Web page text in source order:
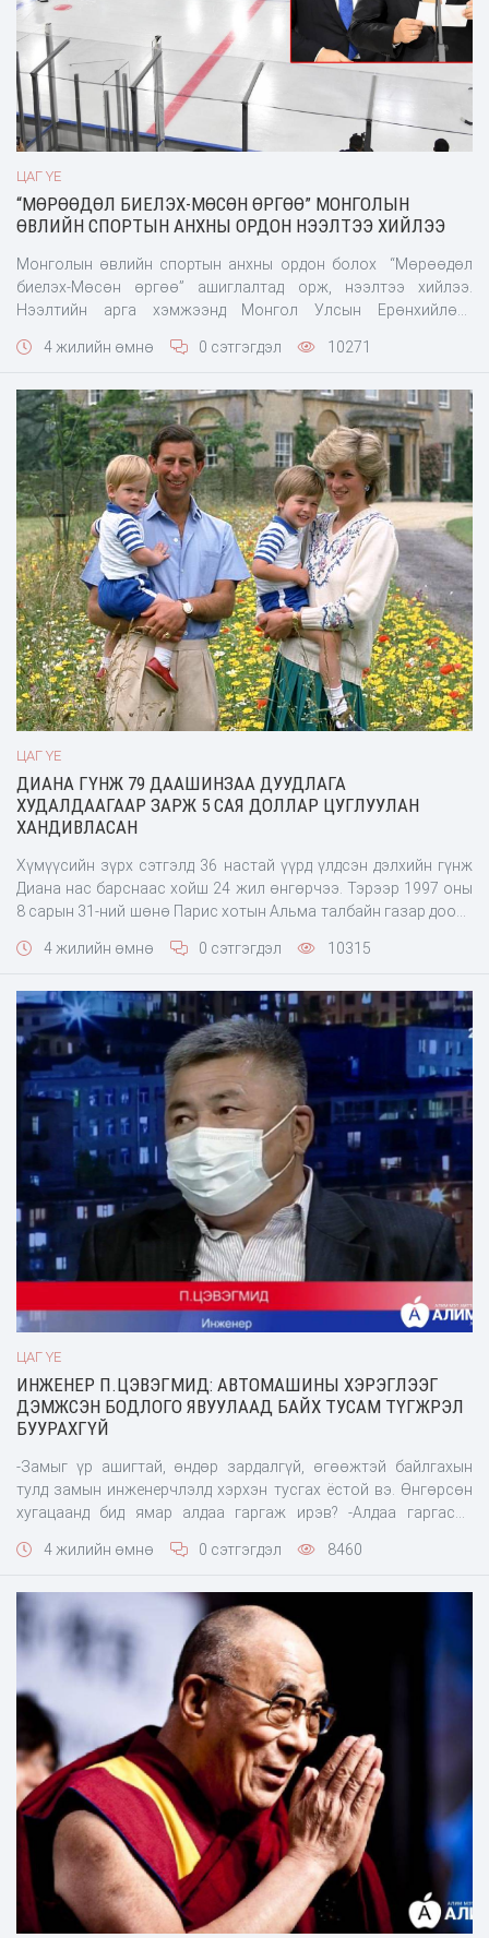
ЦАГ ҮЕ
“МӨРӨӨДӨЛ БИЕЛЭХ-МӨСӨН ӨРГӨӨ” МОНГОЛЫН
ӨВЛИЙН СПОРТЫН АНХНЫ ОРДОН НЭЭЛТЭЭ ХИЙЛЭЭ
Монголын өвлийн спортын анхны ордон болох “Мөрөөдөл
биелэх-Мөсөн өргөө” ашиглалтад орж, нээлтээ хийлээ.
Нээлтийн арга хэмжээнд Монгол Улсын Ерөнхийлөгч
хотын Захирагч Д.Сумъяабазар болон төсөлд хамтран
оролцсон юм.
4 жилийн өмнө 0 сэтгэгдэл 10271
ЦАГ ҮЕ
ДИАНА ГҮНЖ 79 ДААШИНЗАА ДУУДЛАГА
ХУДАЛДААГААР ЗАРЖ 5 САЯ ДОЛЛАР ЦУГЛУУЛАН
ХАНДИВЛАСАН
Хүмүүсийн зүрх сэтгэлд 36 настай үүрд үлдсэн дэлхийн гүнж
Диана нас барснаас хойш 24 жил өнгөрчээ. Тэрээр 1997 оны
8 сарын 31-ний шөнө Парис хотын Альма талбайн газар доорх
үрэгдсэн ослын шалтгаан одоог хүртэл таавар, таамгаар
тэрбумтан Мухамед Аль-Файед
4 жилийн өмнө 0 сэтгэгдэл 10315
ЦАГ ҮЕ
ИНЖЕНЕР П.ЦЭВЭГМИД: АВТОМАШИНЫ ХЭРЭГЛЭЭГ
ДЭМЖСЭН БОДЛОГО ЯВУУЛААД БАЙХ ТУСАМ ТҮГЖРЭЛ
БУУРАХГҮЙ
-Замыг үр ашигтай, өндөр зардалгүй, өгөөжтэй байлгахын
тулд замын инженерчлэлд хэрхэн тусгах ёстой вэ. Өнгөрсөн
хугацаанд бид ямар алдаа гаргаж ирэв? -Алдаа гаргасан
4 жилийн өмнө
0 сэтгэгдэл 8460